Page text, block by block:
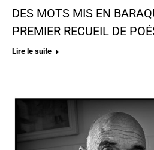
DES MOTS MIS EN
PREMIER RECUEIL DE
Lire le suite